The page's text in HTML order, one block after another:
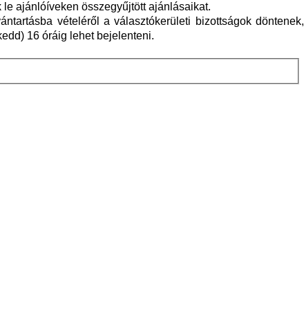
ajánlóíveken összegyűjtött ajánlásaikat.
vételéről a választókerületi bizottságok döntenek,
16 óráig lehet bejelenteni.